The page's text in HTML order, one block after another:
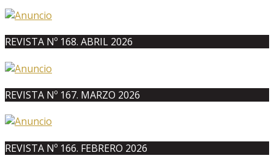
REVISTA Nº 168. ABRIL 2026
REVISTA Nº 167. MARZO 2026
REVISTA Nº 166. FEBRERO 2026